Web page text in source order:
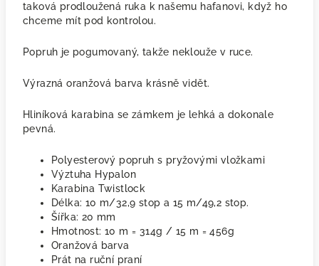
taková prodloužená ruka k našemu hafanovi, když ho
chceme mít pod kontrolou.
Popruh je pogumovaný, takže neklouže v ruce.
Výrazná oranžová barva krásně vidět.
Hliníková karabina se zámkem je lehká a dokonale
pevná.
Polyesterový popruh s pryžovými vložkami
Výztuha Hypalon
Karabina Twistlock
Délka: 10 m/32,9 stop a 15 m/49,2 stop.
Šířka: 20 mm
Hmotnost: 10 m = 314g / 15 m = 456g
Oranžová barva
Prát na ruční praní